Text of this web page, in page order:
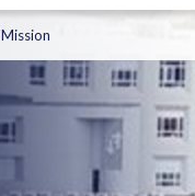
Mission